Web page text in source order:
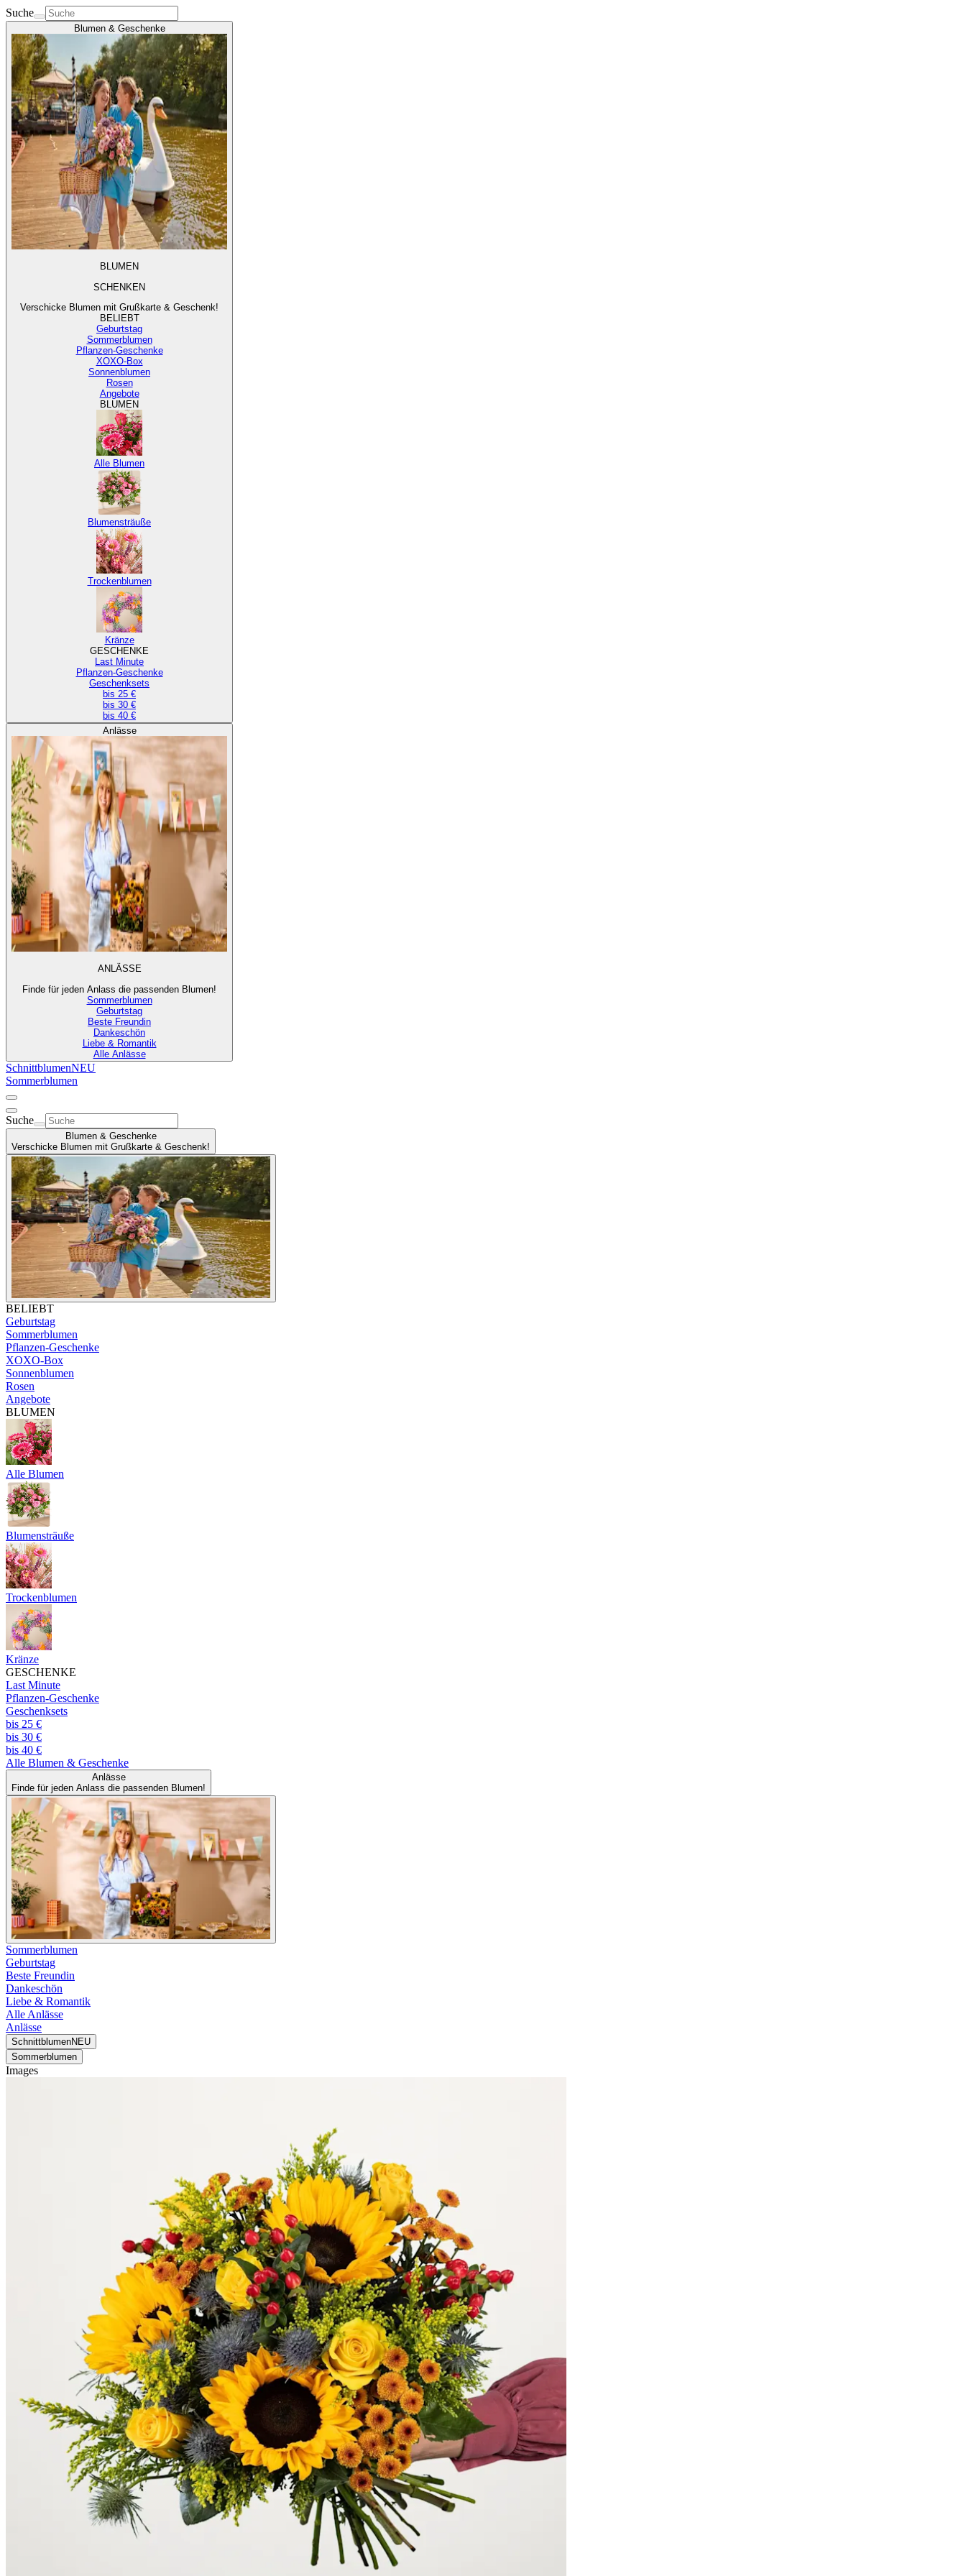
Suche
Blumen & Geschenke
BLUMEN
SCHENKEN
Verschicke Blumen mit Grußkarte & Geschenk!
BELIEBT
Geburtstag
Sommerblumen
Pflanzen-Geschenke
XOXO-Box
Sonnenblumen
Rosen
Angebote
BLUMEN
Alle Blumen
Blumensträuße
Trockenblumen
Kränze
GESCHENKE
Last Minute
Pflanzen-Geschenke
Geschenksets
bis 25 €
bis 30 €
bis 40 €
Anlässe
ANLÄSSE
Finde für jeden Anlass die passenden Blumen!
Sommerblumen
Geburtstag
Beste Freundin
Dankeschön
Liebe & Romantik
Alle Anlässe
SchnittblumenNEU
Sommerblumen
Suche
Blumen & Geschenke
Verschicke Blumen mit Grußkarte & Geschenk!
BELIEBT
Geburtstag
Sommerblumen
Pflanzen-Geschenke
XOXO-Box
Sonnenblumen
Rosen
Angebote
BLUMEN
Alle Blumen
Blumensträuße
Trockenblumen
Kränze
GESCHENKE
Last Minute
Pflanzen-Geschenke
Geschenksets
bis 25 €
bis 30 €
bis 40 €
Alle Blumen & Geschenke
Anlässe
Finde für jeden Anlass die passenden Blumen!
Sommerblumen
Geburtstag
Beste Freundin
Dankeschön
Liebe & Romantik
Alle Anlässe
Anlässe
SchnittblumenNEU
Sommerblumen
Images